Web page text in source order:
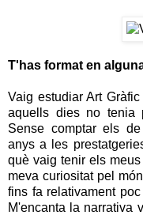
T'has format en
Vaig estudiar Art
aquells dies no tenia
Sense comptar els de
anys a les
què vaig tenir els
meva curiositat pel
fins fa relativament
M'encanta la narrativa